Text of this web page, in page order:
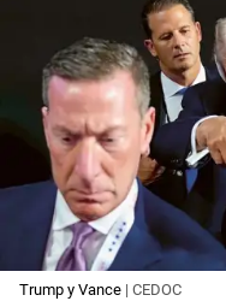
Trump y Vance | CEDOC